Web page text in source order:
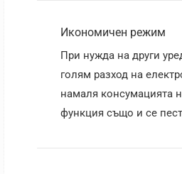
Икономичен режим
При нужда на други
голям разход на
намаля консумацията
функция също и се